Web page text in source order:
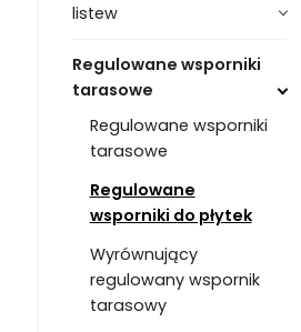
listew
Regulowane wsporniki
tarasowe
Regulowane wsporniki
tarasowe
Regulowane
wsporniki do płytek
Wyrównujący
regulowany wspornik
tarasowy